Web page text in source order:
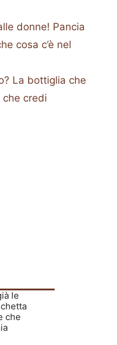
donne! Pancia
cosa c’è nel
La bottiglia che
credi
le
che